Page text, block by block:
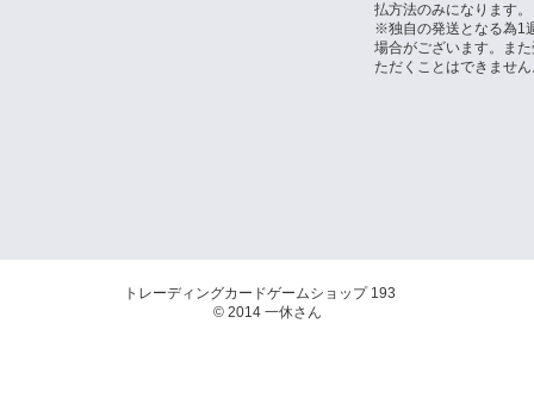
払方法のみになります。
※独自の発送となる為1
場合がございます。ま
ただくことはできませ
トレーディングカードゲームショップ 193
© 2014 一休さん